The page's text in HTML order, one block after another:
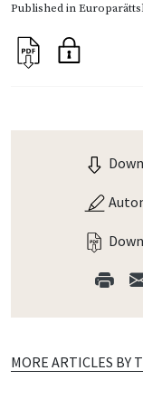
Published in
MORE ARTICLES BY